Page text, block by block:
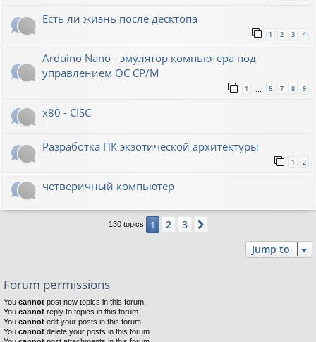
Есть ли жизнь после десктопа
1 2 3 4
Arduino Nano - эмулятор компьютера под
управлением ОС CP/M
1 6 7 8 9
x80 - CISC
Разработка ПК экзотической архитектуры
1 2
четверичный компьютер
130 topics 1 2 3
Jump to
Forum permissions
You cannot post new topics in this forum
You cannot reply to topics in this forum
You cannot edit your posts in this forum
You cannot delete your posts in this forum